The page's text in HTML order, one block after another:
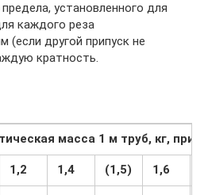
установленного для
каждого реза
(если другой припуск не
кратность.
масса 1 м труб, кг, при
1,2 1,4 (1,5) 1,6